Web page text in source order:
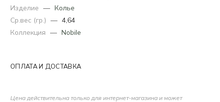
Изделие — Колье
Ср.вес (гр.) — 4,64
Коллекция — Nobile
ОПЛАТА И ДОСТАВКА
Цена действительна только для интернет-магазина и может